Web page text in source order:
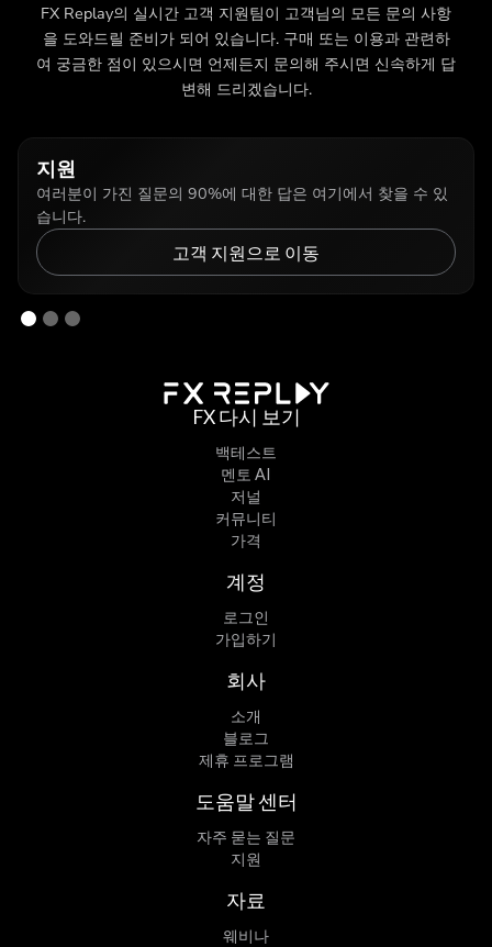
FX Replay의 실시간 고객 지원팀이 고객님의 모든 문의 사항
을 도와드릴 준비가 되어 있습니다. 구매 또는 이용과 관련하
여 궁금한 점이 있으시면 언제든지 문의해 주시면 신속하게 답
변해 드리겠습니다.
지원
여러분이 가진 질문의 90%에 대한 답은 여기에서 찾을 수 있
습니다.
고객 지원으로 이동
FX 다시 보기
백테스트
멘토 AI
저널
커뮤니티
가격
계정
로그인
가입하기
회사
소개
블로그
제휴 프로그램
도움말 센터
자주 묻는 질문
지원
자료
웨비나